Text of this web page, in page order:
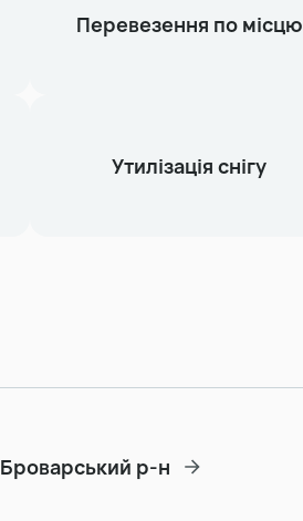
Перевезення по місцю
Утилізація снігу
Броварський р-н